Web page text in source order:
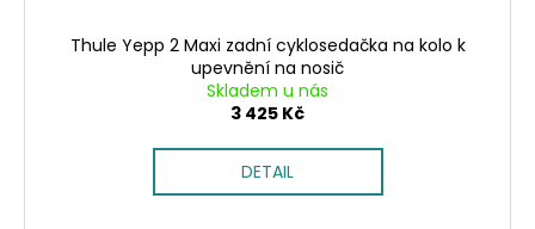
Thule Yepp 2 Maxi zadní cyklosedačka na kolo k
upevnění na nosič
Skladem u nás
3 425 Kč
DETAIL